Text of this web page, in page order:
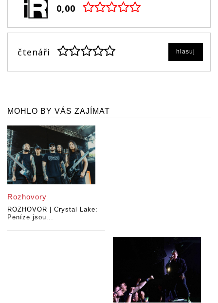
0,00
čtenáři hlasuj
MOHLO BY VÁS ZAJÍMAT
Rozhovory
ROZHOVOR | Crystal Lake:
Peníze jsou...